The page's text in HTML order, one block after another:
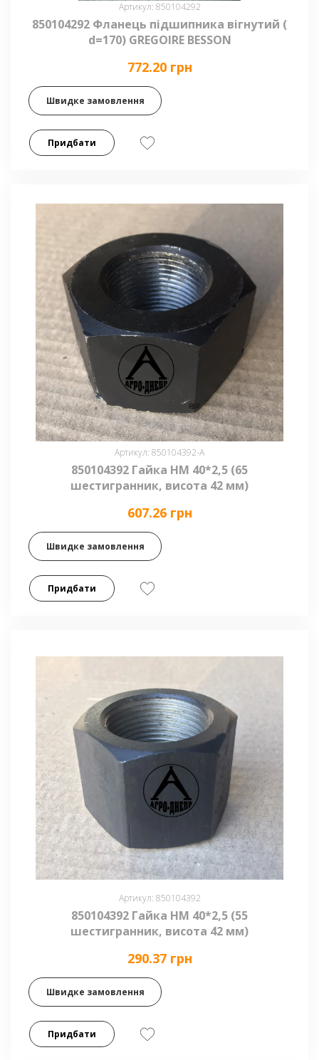
Артикул: 850104292
850104292 Фланець підшипника вігнутий (
d=170) GREGOIRE BESSON
772.20 грн
Швидке замовлення
Придбати
Артикул: 850104392-А
850104392 Гайка НМ 40*2,5 (65
шестигранник, висота 42 мм)
607.26 грн
Швидке замовлення
Придбати
Артикул: 850104392
850104392 Гайка НМ 40*2,5 (55
шестигранник, висота 42 мм)
290.37 грн
Швидке замовлення
Придбати